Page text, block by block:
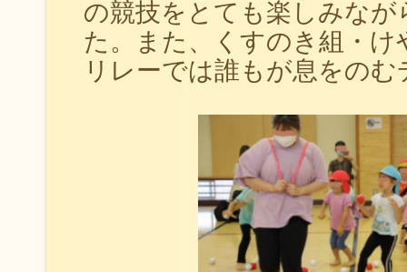
の競技をとても楽しみなが
た。また、くすのき組・け
リレーでは誰もが息をの